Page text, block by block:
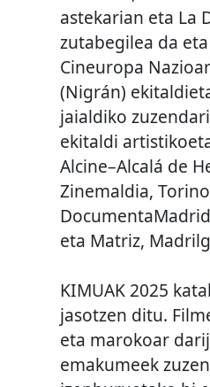
astekarian eta La
zutabegilea da
Cineuropa
(Nigrán)
jaialdiko
ekitaldi
Alcine–Alcalá de
Zinemaldia,
eta Matriz,
KIMUAK 2025
jasotzen ditu.
eta marokoar
emakumeek